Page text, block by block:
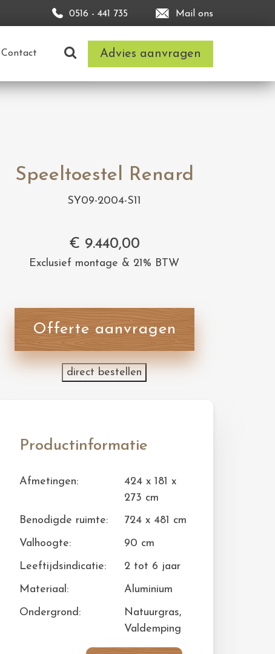
0516 - 441 735 Mail ons
Contact Advies aanvragen
Speeltoestel Renard
SY09-2004-S11
€ 9.440,00
Exclusief montage & 21% BTW
Offerte aanvragen
direct bestellen
Productinformatie
Afmetingen:
424 x 181 x
273 cm
Benodigde ruimte:
724 x 481 cm
Valhoogte:
90 cm
Leeftijdsindicatie:
2 tot 6 jaar
Materiaal:
Aluminium
Ondergrond:
Natuurgras,
Valdemping